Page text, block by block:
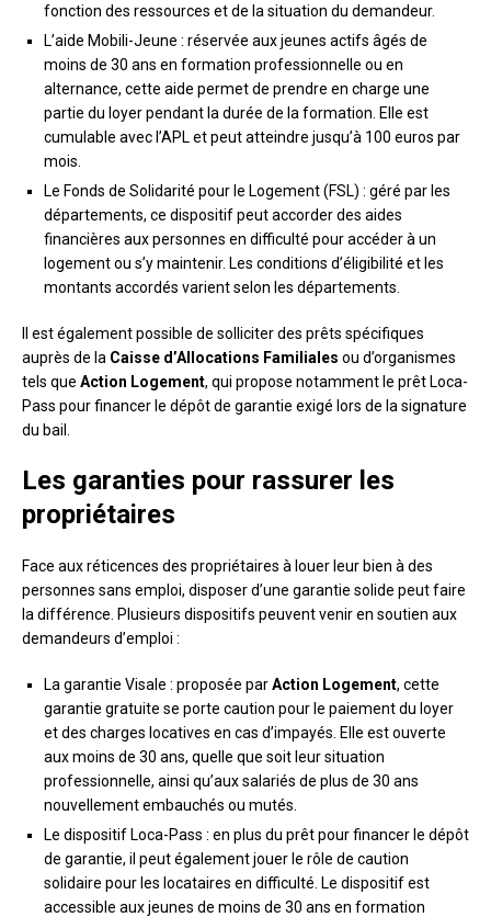
fonction des ressources et de la situation du demandeur.
L’aide Mobili-Jeune : réservée aux jeunes actifs âgés de
moins de 30 ans en formation professionnelle ou en
alternance, cette aide permet de prendre en charge une
partie du loyer pendant la durée de la formation. Elle est
cumulable avec l’APL et peut atteindre jusqu’à 100 euros par
mois.
Le Fonds de Solidarité pour le Logement (FSL) : géré par les
départements, ce dispositif peut accorder des aides
financières aux personnes en difficulté pour accéder à un
logement ou s’y maintenir. Les conditions d’éligibilité et les
montants accordés varient selon les départements.
Il est également possible de solliciter des prêts spécifiques
auprès de la Caisse d’Allocations Familiales ou d’organismes
tels que Action Logement, qui propose notamment le prêt Loca-
Pass pour financer le dépôt de garantie exigé lors de la signature
du bail.
Les garanties pour rassurer les
propriétaires
Face aux réticences des propriétaires à louer leur bien à des
personnes sans emploi, disposer d’une garantie solide peut faire
la différence. Plusieurs dispositifs peuvent venir en soutien aux
demandeurs d’emploi :
La garantie Visale : proposée parAction Logement, cette
garantie gratuite se porte caution pour le paiement du loyer
et des charges locatives en cas d’impayés. Elle est ouverte
aux moins de 30 ans, quelle que soit leur situation
professionnelle, ainsi qu’aux salariés de plus de 30 ans
nouvellement embauchés ou mutés.
Le dispositif Loca-Pass : en plus du prêt pour financer le dépôt
de garantie, il peut également jouer le rôle de caution
solidaire pour les locataires en difficulté. Le dispositif est
accessible aux jeunes de moins de 30 ans en formation